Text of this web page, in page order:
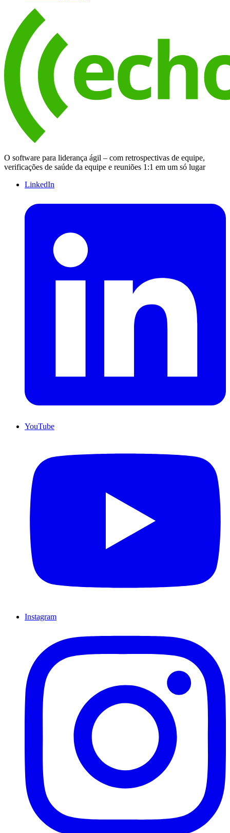
O software para liderança ágil – com retrospectivas de equipe,
verificações de saúde da equipe e reuniões 1:1 em um só lugar
LinkedIn
YouTube
Instagram